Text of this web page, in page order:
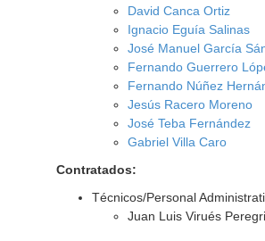
David Canca Ortiz
Ignacio Eguía Salinas
José Manuel García
Fernando Guerrero
Fernando Núñez
Jesús Racero Moreno
José Teba Fernández
Gabriel Villa Caro
Contratados:
Técnicos/Personal
Juan Luis Virués